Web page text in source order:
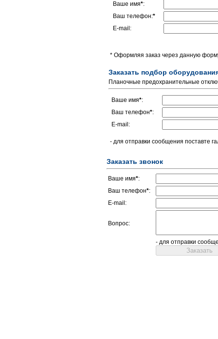
Ваше имя*:
Ваш телефон:*
E-mail:
* Оформляя заказ через данную
Заказать подбор
Планочные предохранительные
Ваше имя*:
Ваш телефон*:
E-mail:
- для отправки сообщения поставте
Заказать звонок
Ваше имя*:
Ваш телефон*:
E-mail:
Вопрос:
- для отправки